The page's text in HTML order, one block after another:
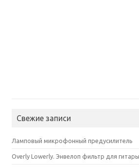
Свежие записи
Ламповый микрофонный предусилитель
Overly Lowerly. Энвелоп фильтр для